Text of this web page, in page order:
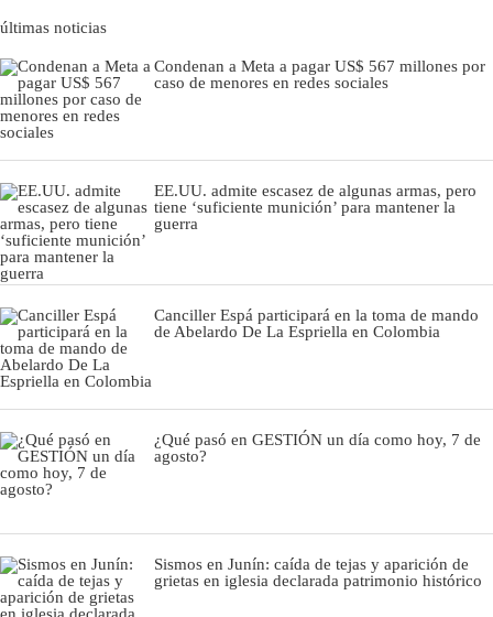
últimas noticias
Condenan a Meta a pagar US$ 567 millones por
caso de menores en redes sociales
EE.UU. admite escasez de algunas armas, pero
tiene ‘suficiente munición’ para mantener la
guerra
Canciller Espá participará en la toma de mando
de Abelardo De La Espriella en Colombia
¿Qué pasó en GESTIÓN un día como hoy, 7 de
agosto?
Sismos en Junín: caída de tejas y aparición de
grietas en iglesia declarada patrimonio histórico